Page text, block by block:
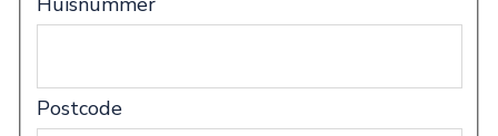
Postcode